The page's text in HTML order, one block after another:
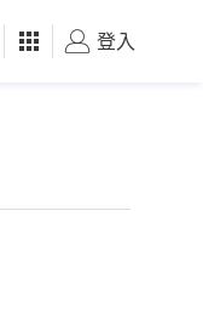
好食玩飛
登入